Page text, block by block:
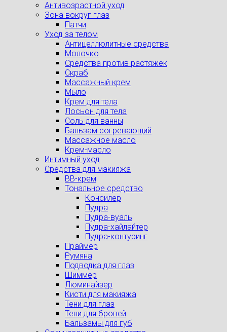
Антивозрастной уход
Зона вокруг глаз
Патчи
Уход за телом
Антицеллюлитные средства
Молочко
Средства против растяжек
Скраб
Массажный крем
Мыло
Крем для тела
Лосьон для тела
Соль для ванны
Бальзам согревающий
Массажное масло
Крем-масло
Интимный уход
Средства для макияжа
BB-крем
Тональное средство
Консилер
Пудра
Пудра-вуаль
Пудра-хайлайтер
Пудра-контуринг
Праймер
Румяна
Подводка для глаз
Шиммер
Люминайзер
Кисти для макияжа
Тени для глаз
Тени для бровей
Бальзамы для губ